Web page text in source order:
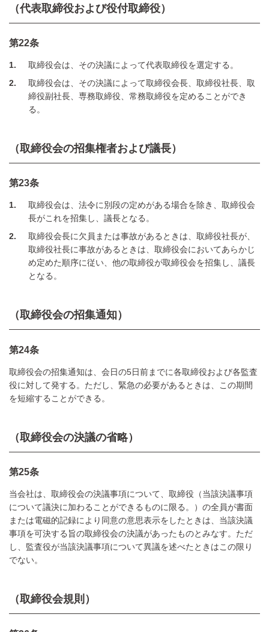
（代表取締役および役付取締役）
第22条
1
取締役会は、その決議によって代表取締役を選定する。
2
取締役会は、その決議によって取締役会長、取締役社長、取
締役副社長、専務取締役、常務取締役を定めることができ
る。
（取締役会の招集権者および議長）
第23条
1
取締役会は、法令に別段の定めがある場合を除き、取締役会
長がこれを招集し、議長となる。
2
取締役会長に欠員または事故があるときは、取締役社長が、
取締役社長に事故があるときは、取締役会においてあらかじ
め定めた順序に従い、他の取締役が取締役会を招集し、議長
となる。
（取締役会の招集通知）
第24条
取締役会の招集通知は、会日の5日前までに各取締役および各監査
役に対して発する。ただし、緊急の必要があるときは、この期間
を短縮することができる。
（取締役会の決議の省略）
第25条
当会社は、取締役会の決議事項について、取締役（当該決議事項
について議決に加わることができるものに限る。）の全員が書面
または電磁的記録により同意の意思表示をしたときは、当該決議
事項を可決する旨の取締役会の決議があったものとみなす。ただ
し、監査役が当該決議事項について異議を述べたときはこの限り
でない。
（取締役会規則）